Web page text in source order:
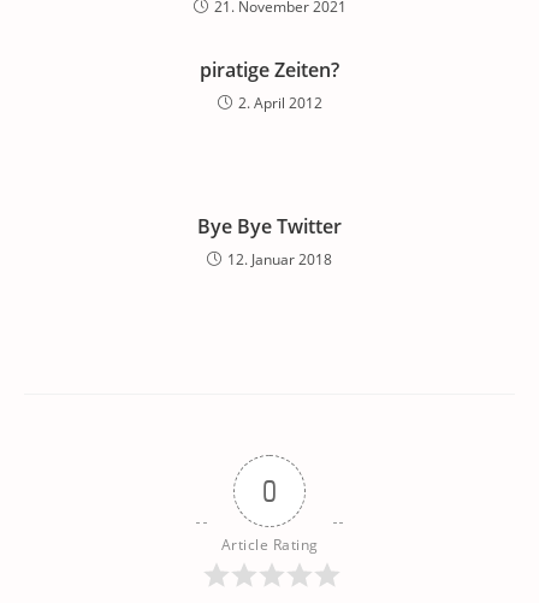
21. November 2021
piratige Zeiten?
2. April 2012
Bye Bye Twitter
12. Januar 2018
0
Article Rating